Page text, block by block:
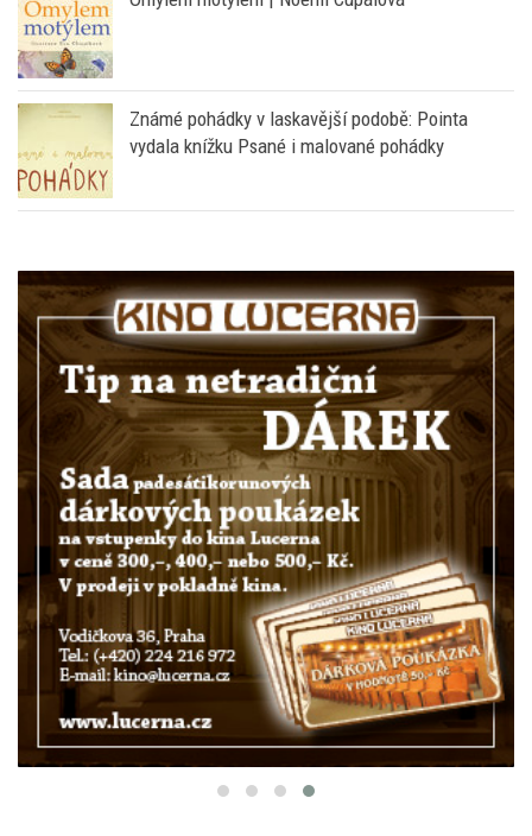
Známé pohádky v laskavější podobě: Pointa
vydala knížku Psané i malované pohádky